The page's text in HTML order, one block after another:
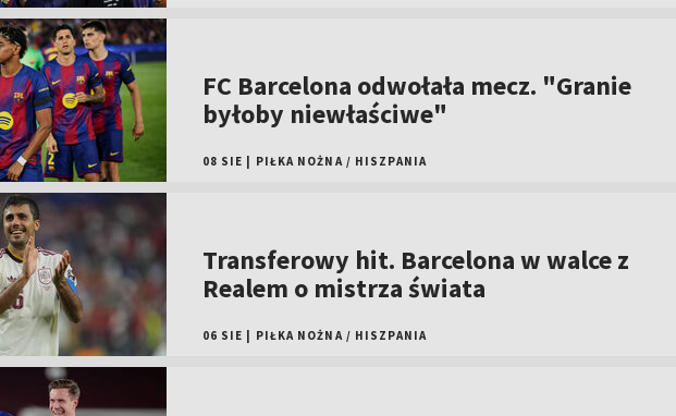
FC Barcelona odwołała mecz. "Granie
byłoby niewłaściwe"
08 SIE PIŁKA NOŻNA / HISZPANIA
Transferowy hit. Barcelona w walce z
Realem o mistrza świata
06 SIE PIŁKA NOŻNA / HISZPANIA